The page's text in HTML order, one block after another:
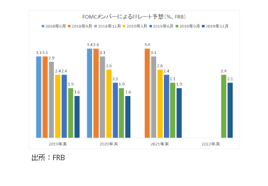
出所：FRB